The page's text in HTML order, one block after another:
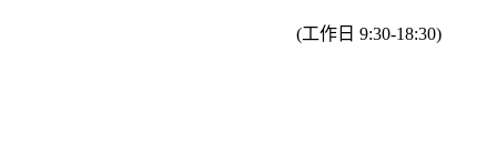
(工作日 9:30-18:30)